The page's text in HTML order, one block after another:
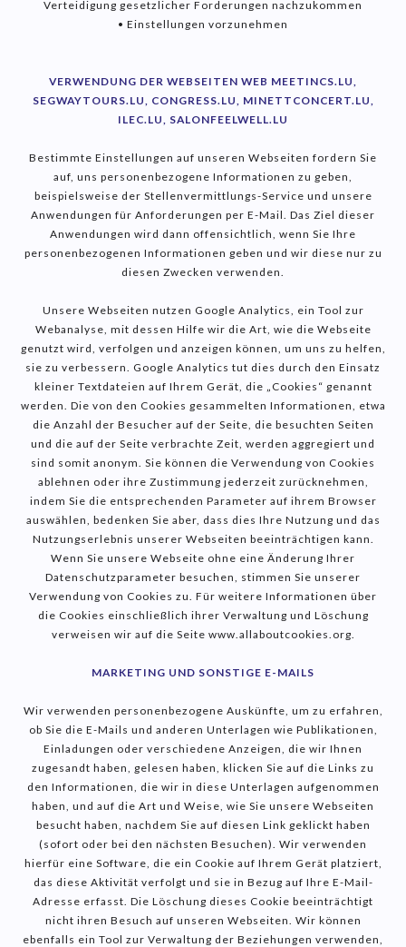
Verteidigung gesetzlicher Forderungen nachzukommen
• Einstellungen vorzunehmen
VERWENDUNG DER WEBSEITEN WEB MEETINCS.LU,
SEGWAYTOURS.LU, CONGRESS.LU, MINETTCONCERT.LU,
ILEC.LU, SALONFEELWELL.LU
Bestimmte Einstellungen auf unseren Webseiten fordern Sie
auf, uns personenbezogene Informationen zu geben,
beispielsweise der Stellenvermittlungs-Service und unsere
Anwendungen für Anforderungen per E-Mail. Das Ziel dieser
Anwendungen wird dann offensichtlich, wenn Sie Ihre
personenbezogenen Informationen geben und wir diese nur zu
diesen Zwecken verwenden.
Unsere Webseiten nutzen Google Analytics, ein Tool zur
Webanalyse, mit dessen Hilfe wir die Art, wie die Webseite
genutzt wird, verfolgen und anzeigen können, um uns zu helfen,
sie zu verbessern. Google Analytics tut dies durch den Einsatz
kleiner Textdateien auf Ihrem Gerät, die „Cookies“ genannt
werden. Die von den Cookies gesammelten Informationen, etwa
die Anzahl der Besucher auf der Seite, die besuchten Seiten
und die auf der Seite verbrachte Zeit, werden aggregiert und
sind somit anonym. Sie können die Verwendung von Cookies
ablehnen oder ihre Zustimmung jederzeit zurücknehmen,
indem Sie die entsprechenden Parameter auf ihrem Browser
auswählen, bedenken Sie aber, dass dies Ihre Nutzung und das
Nutzungserlebnis unserer Webseiten beeinträchtigen kann.
Wenn Sie unsere Webseite ohne eine Änderung Ihrer
Datenschutzparameter besuchen, stimmen Sie unserer
Verwendung von Cookies zu. Für weitere Informationen über
die Cookies einschließlich ihrer Verwaltung und Löschung
verweisen wir auf die Seite www.allaboutcookies.org.
MARKETING UND SONSTIGE E-MAILS
Wir verwenden personenbezogene Auskünfte, um zu erfahren,
ob Sie die E-Mails und anderen Unterlagen wie Publikationen,
Einladungen oder verschiedene Anzeigen, die wir Ihnen
zugesandt haben, gelesen haben, klicken Sie auf die Links zu
den Informationen, die wir in diese Unterlagen aufgenommen
haben, und auf die Art und Weise, wie Sie unsere Webseiten
besucht haben, nachdem Sie auf diesen Link geklickt haben
(sofort oder bei den nächsten Besuchen). Wir verwenden
hierfür eine Software, die ein Cookie auf Ihrem Gerät platziert,
das diese Aktivität verfolgt und sie in Bezug auf Ihre E-Mail-
Adresse erfasst. Die Löschung dieses Cookie beeinträchtigt
nicht ihren Besuch auf unseren Webseiten. Wir können
ebenfalls ein Tool zur Verwaltung der Beziehungen verwenden,